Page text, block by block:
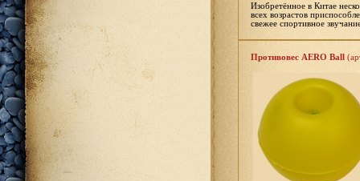
Изобретённое в Китае
всех возрастов
свежее спортивное
Противовес AERO Ball